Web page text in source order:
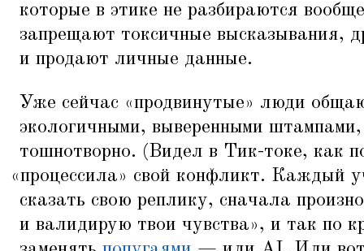
которые в этике не разбираются
запрещают токсичные высказывания,
и продают личные данные.
Уже сейчас «продвинутые» люди
экологичными, выверенными
тошнотворно. (Видел в Тик-токе, как
«процессила» свой конфликт. Каждый
сказать свою реплику, сначала
и валидирую твои чувства», и так по